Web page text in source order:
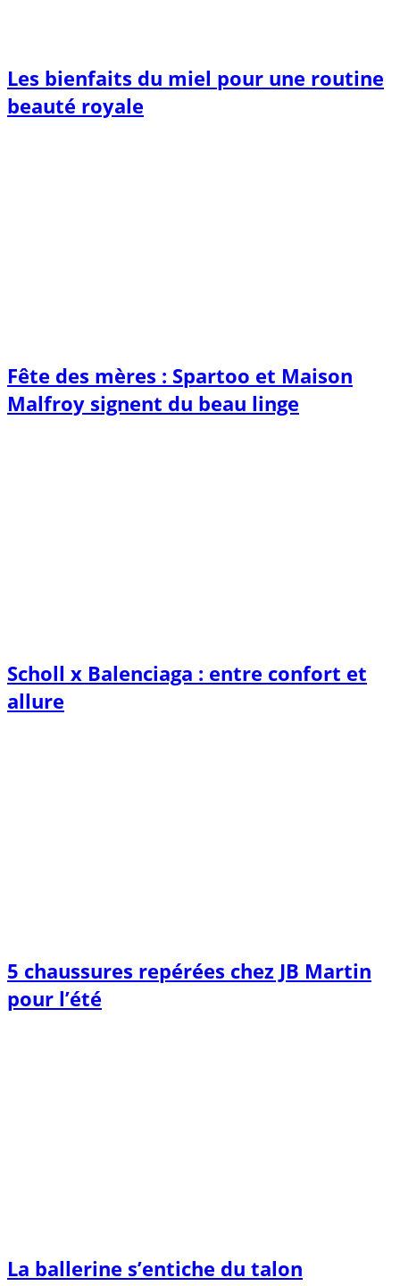
Les bienfaits du miel pour une routine
beauté royale
Fête des mères : Spartoo et Maison
Malfroy signent du beau linge
Scholl x Balenciaga : entre confort et
allure
5 chaussures repérées chez JB Martin
pour l’été
La ballerine s’entiche du talon